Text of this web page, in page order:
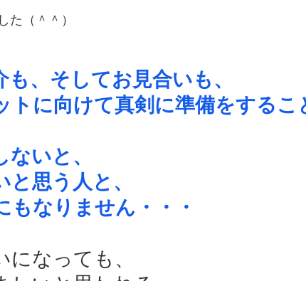
た（＾＾）
、そしてお見合いも、
トに向けて真剣に準備をするこ
いと、
思う人と、
もなりません・・・
なっても、